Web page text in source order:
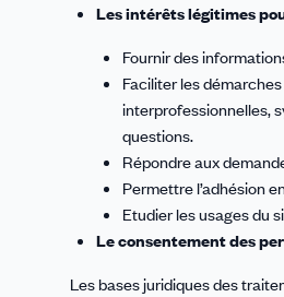
Les intérêts légitimes
Fournir des
Faciliter les
interprofessionnelles,
questions.
Répondre aux
Permettre l’adhésion
Etudier les usages du
Le consentement des
Les bases juridiques des